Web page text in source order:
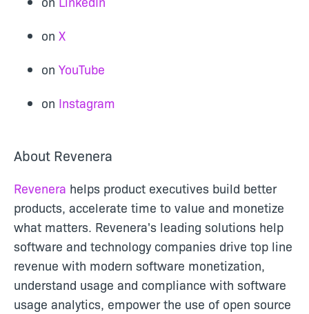
on X
on YouTube
on Instagram
About Revenera
Revenera helps product executives build better
products, accelerate time to value and monetize
what matters. Revenera's leading solutions help
software and technology companies drive top line
revenue with modern software monetization,
understand usage and compliance with software
usage analytics, empower the use of open source